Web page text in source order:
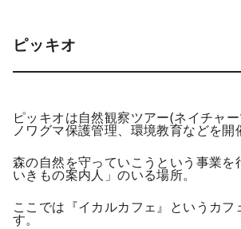
ピッキオ
ピッキオは自然観察ツアー(ネイチャ
ノワグマ保護管理、環境教育などを開
森の自然を守っていこうという事業を
いきもの案内人」のいる場所。
ここでは『イカルカフェ』というカフ
す。